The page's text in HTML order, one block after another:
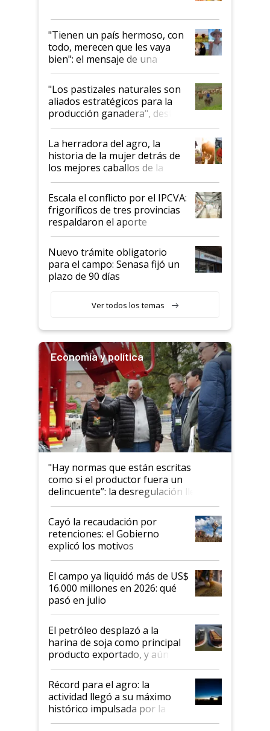
"Tienen un país hermoso, con
todo, merecen que les vaya
bien": el mensaje de una
ganadera uruguaya sobre las
oportunidades que se abren
para el agro en Argentina, con
foco en la carne
"Los pastizales naturales son
aliados estratégicos para la
producción ganadera", destaca
la iniciativa que ya reúne a 46
establecimientos en Argentina
La herradora del agro, la
historia de la mujer detrás de
los mejores caballos de la
Argentina y los mitos que
todavía hacen sufrir a estos
animales: "Mientras me
descalificaban, yo seguí
haciendo currículum"
Escala el conflicto por el IPCVA:
frigoríficos de tres provincias
respaldaron el aporte
obligatorio
Nuevo trámite obligatorio
para el campo: Senasa fijó un
plazo de 90 días
Ver todos los temas
Economía y política
"Hay normas que están escritas
como si el productor fuera un
delincuente”: la desregulación llegó
al Congreso Aapresid y hasta se
habló del financiamiento al IPCVA
Cayó la recaudación por
retenciones: el Gobierno
explicó los motivos
El campo ya liquidó más de US$
16.000 millones en 2026: qué
pasó en julio
El petróleo desplazó a la
harina de soja como principal
producto exportado, y aún así
el agro aportó casi seis de cada
diez dólares y sostuvo el
liderazgo en un semestre
récord
Récord para el agro: la
actividad llegó a su máximo
histórico impulsada por la
cosecha y las exportaciones